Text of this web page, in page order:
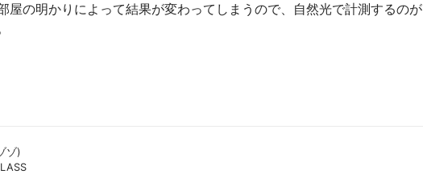
屋の明かりによって結果が変わってしまうので、自然光で計測するのが
ゾ)